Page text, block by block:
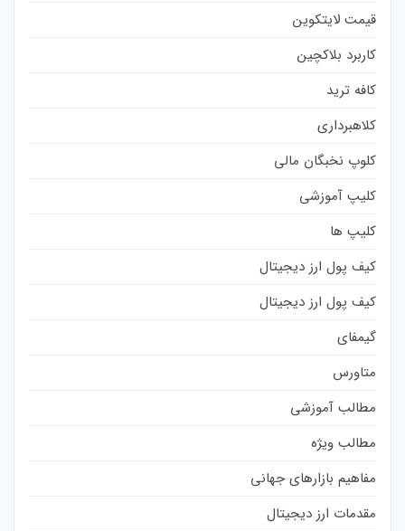
قیمت لایتکوین
کاربرد بلاکچین
کافه ترید
کلاهبرداری
کلوپ نخبگان مالی
کلیپ آموزشی
کلیپ ها
کیف پول ارز دیجیتال
کیف پول ارز دیجیتال
گیمفای
متاورس
مطالب آموزشی
مطالب ویژه
مفاهیم بازارهای جهانی
مقدمات ارز دیجیتال